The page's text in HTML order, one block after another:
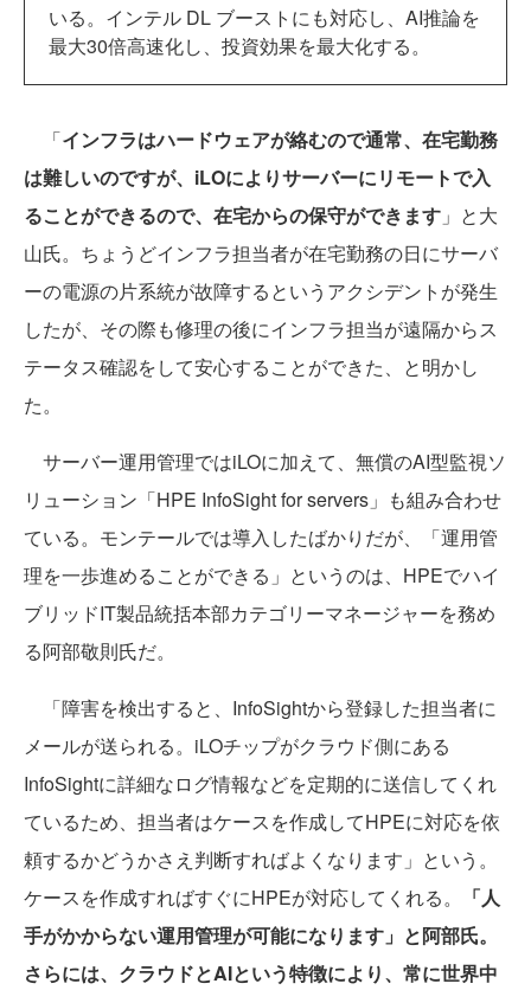
いる。インテル DL ブーストにも対応し、AI推論を
最大30倍高速化し、投資効果を最大化する。
「インフラはハードウェアが絡むので通常、在宅勤務
は難しいのですが、iLOによりサーバーにリモートで入
ることができるので、在宅からの保守ができます 」と大
山氏。ちょうどインフラ担当者が在宅勤務の日にサーバ
ーの電源の片系統が故障するというアクシデントが発生
したが、その際も修理の後にインフラ担当が遠隔からス
テータス確認をして安心することができた、と明かし
た。
サーバー運用管理ではiLOに加えて、無償のAI型監視ソ
リューション「HPE InfoSight for servers」も組み合わせ
ている。モンテールでは導入したばかりだが、「運用管
理を一歩進めることができる」というのは、HPEでハイ
ブリッドIT製品統括本部カテゴリーマネージャーを務め
る阿部敬則氏だ。
「障害を検出すると、InfoSightから登録した担当者に
メールが送られる。iLOチップがクラウド側にある
InfoSightに詳細なログ情報などを定期的に送信してくれ
ているため、担当者はケースを作成してHPEに対応を依
頼するかどうかさえ判断すればよくなります」という。
ケースを作成すればすぐにHPEが対応してくれる。
「人
手がかからない運用管理が可能になります」と阿部氏。
さらには、クラウドとAIという特徴により、常に世界中